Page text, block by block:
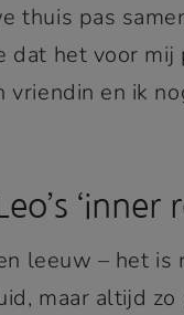
thuis pas
dat het voor
vriendin en ik
‘inner
leeuw – het is
maar altijd